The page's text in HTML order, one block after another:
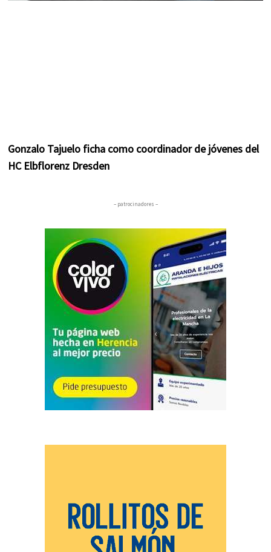
Gonzalo Tajuelo ficha como coordinador de jóvenes del
HC Elbflorenz Dresden
– patrocinadores –